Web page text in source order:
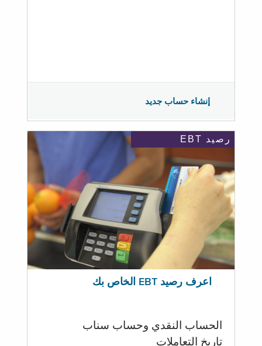
إنشاء حساب جديد
رصيد EBT
اعرف رصيد EBT الخاص بك
الحساب النقدي وحساب سناب
تاريخ التعاملات